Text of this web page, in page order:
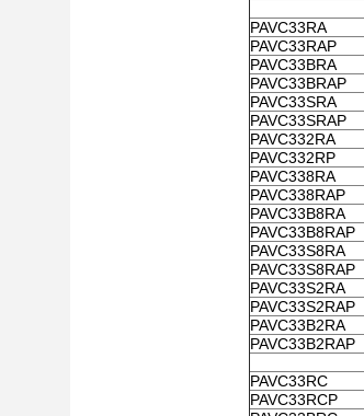
PAVC33RA
PAVC33RAP
PAVC33BRA
PAVC33BRAP
PAVC33SRA
PAVC33SRAP
PAVC332RA
PAVC332RP
PAVC338RA
PAVC338RAP
PAVC33B8RA
PAVC33B8RAP
PAVC33S8RA
PAVC33S8RAP
PAVC33S2RA
PAVC33S2RAP
PAVC33B2RA
PAVC33B2RAP
PAVC33RC
PAVC33RCP